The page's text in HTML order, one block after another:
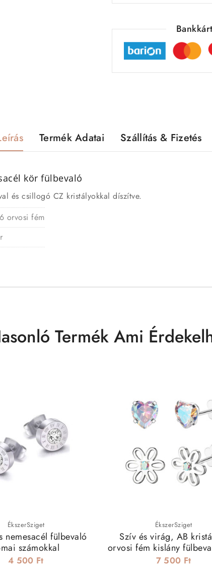
Termék Adatai Szállítás & Fizetés
kör fülbevaló
és csillogó CZ kristályokkal díszítve.
orvosi fém
Termék Ami
ÉkszerSziget
nemesacél fülbevaló
számokkal
4 500 Ft
ÉkszerSziget
Szív és virág, AB
orvosi fém kislány
7 500 Ft